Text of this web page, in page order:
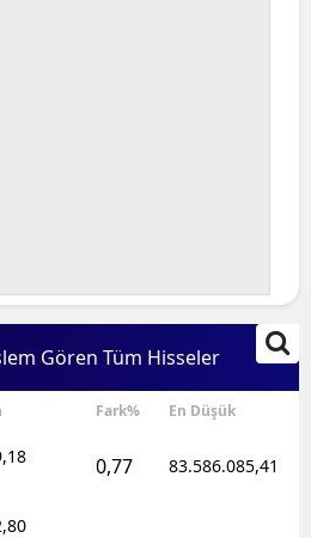
Çorum
Diyarbakır
Edirne
Gören Tüm Hisseler
Fark% En Düşük
0,77 83.586.085,41